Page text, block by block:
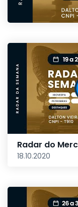
Radar do
18.10.2020